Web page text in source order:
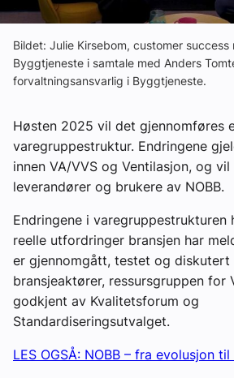
Annonsere i VVS Aktuelt
Kontakt oss
eBlad
Bildet: Julie Kirsebom, customer success
Byggtjeneste i samtale med Anders
forvaltningsansvarlig i Byggtjeneste.
Høsten 2025 vil det gjennomføres
varegruppestruktur. Endringene
innen VA/VVS og Ventilasjon, og
leverandører og brukere av NOBB.
Endringene i
reelle utfordringer bransjen har
er gjennomgått, testet og diskutert
bransjeaktører, ressursgruppen for
godkjent av Kvalitetsforum og
Standardiseringsutvalget.
LES OGSÅ: NOBB – fra evolusjon